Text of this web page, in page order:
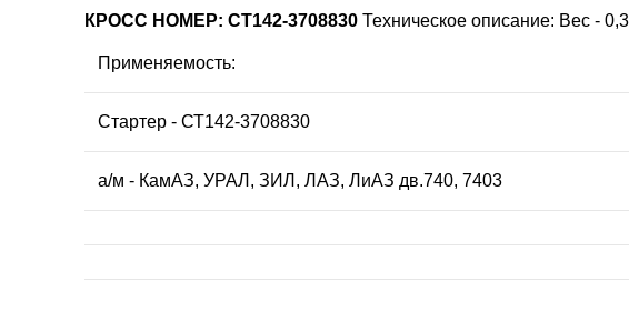
КРОСС НОМЕР: СТ142-3708830 Техническое описание: Вес -
Применяемость:
Стартер - СТ142-3708830
а/м - КамAЗ, УРАЛ, ЗИЛ, ЛАЗ, ЛиАЗ дв.740, 7403